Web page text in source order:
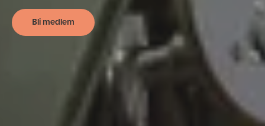
Bli medlem